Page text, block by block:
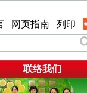
网页指南 列印
联络我们